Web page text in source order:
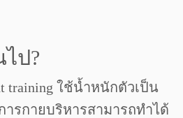
ป?
training ใช้น้ำหนักตัวเป็น
รกายบริหารสามารถทำได้